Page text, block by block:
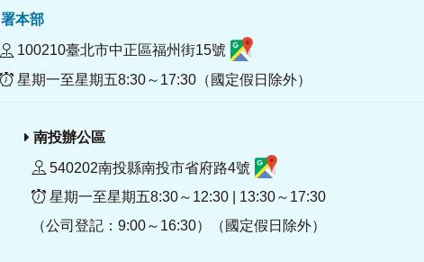
署本部
100210臺北市中正區福州街15號
星期一至星期五8:30～17:30（國定假日除外）
南投辦公區
540202南投縣南投市省府路4號
星期一至星期五8:30～12:30 | 13:30～17:30
（公司登記：9:00～16:30）（國定假日除外）